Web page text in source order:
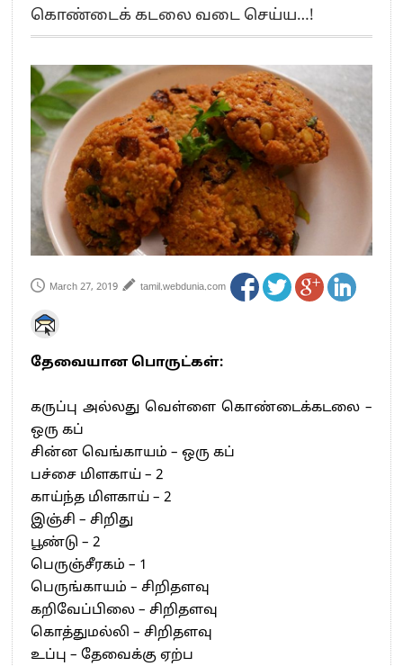
“மாணவர்கள் நடத்திய மொழிப்போரில் ஸ்டிக்கர் ஒட்டிக்கொண்டது திமுக”- பாமக
தலைவர் அன்புமணி ராமதாஸ்
பிரவீன் சக்ரவர்த்தியின் கருத்து காங்கிரஸ் தலைமையின் கருத்து கிடையாது – கார்த்தி
சிதம்பரம்
“ஜெயலலிதா அவர்களே என் ரோல் மாடல்” -பிரேமலதா விஜயகாந்த் பேட்டி
ராகுல் காந்தி கைது – தவெக தலைவர் விஜய் கண்டனம்
செத்து சாம்பல் ஆனாலும் தனித்துதான் போட்டி – சீமான்
பாகிஸ்தானின் அணு ஆயுத மிரட்டலுக்கு அஞ்சமாட்டோம் – இந்தியா
தமிழக சட்டப்பேரவையில் காலியிடங்கள் 6 ஆக உயர்வு
கொண்டைக் கடலை வடை செய்ய…!
March 27, 2019 tamil.webdunia.com
தேவையான பொருட்கள்:
கருப்பு அல்லது வெள்ளை கொண்டைக்கடலை –
ஒரு கப்
சின்ன வெங்காயம் – ஒரு கப்
பச்சை மிளகாய் – 2
காய்ந்த மிளகாய் – 2
இஞ்சி – சிறிது
பூண்டு – 2
பெருஞ்சீரகம் – 1
பெருங்காயம் – சிறிதளவு
கறிவேப்பிலை – சிறிதளவு
கொத்துமல்லி – சிறிதளவு
உப்பு – தேவைக்கு ஏற்ப